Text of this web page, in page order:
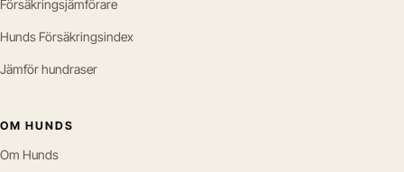
Försäkringsjämförare
Hunds Försäkringsindex
Jämför hundraser
OM HUNDS
Om Hunds